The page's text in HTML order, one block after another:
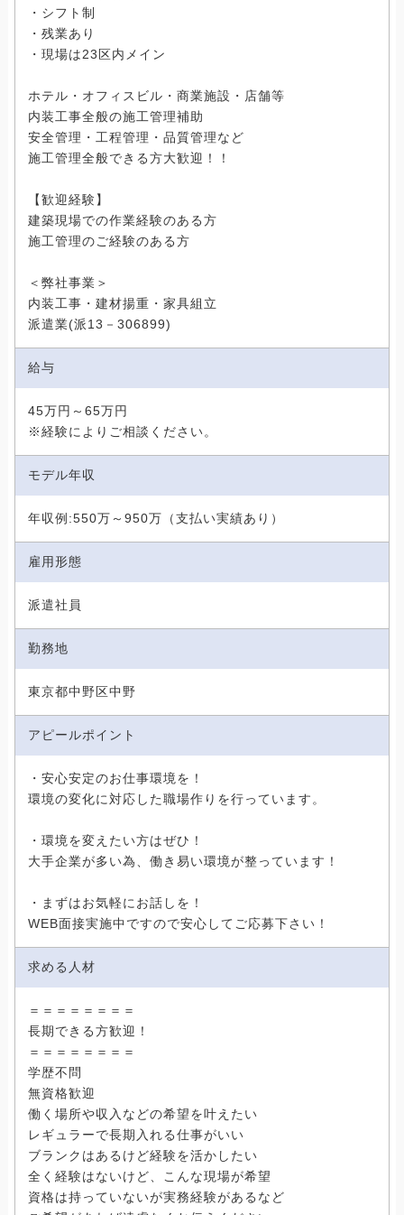
・シフト制
・残業あり
・現場は23区内メイン
ホテル・オフィスビル・商業施設・店舗等
内装工事全般の施工管理補助
安全管理・工程管理・品質管理など
施工管理全般できる方大歓迎！！
【歓迎経験】
建築現場での作業経験のある方
施工管理のご経験のある方
＜弊社事業＞
内装工事・建材揚重・家具組立
派遣業(派13－306899)
給与
45万円～65万円
※経験によりご相談ください。
モデル年収
年収例:550万～950万（支払い実績あり）
雇用形態
派遣社員
勤務地
東京都中野区中野
アピールポイント
・安心安定のお仕事環境を！
環境の変化に対応した職場作りを行っています。
・環境を変えたい方はぜひ！
大手企業が多い為、働き易い環境が整っています！
・まずはお気軽にお話しを！
WEB面接実施中ですので安心してご応募下さい！
求める人材
＝＝＝＝＝＝＝＝
長期できる方歓迎！
＝＝＝＝＝＝＝＝
学歴不問
無資格歓迎
働く場所や収入などの希望を叶えたい
レギュラーで長期入れる仕事がいい
ブランクはあるけど経験を活かしたい
全く経験はないけど、こんな現場が希望
資格は持っていないが実務経験があるなど